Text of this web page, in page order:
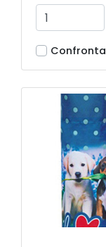
Confronta